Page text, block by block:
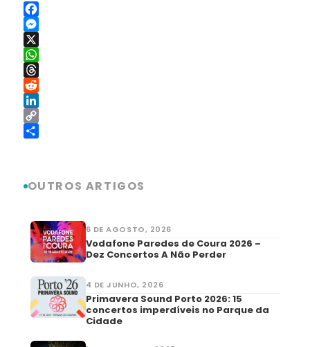
Facebook
Messenger
X
WhatsApp
Threads
Reddit
LinkedIn
Copy
OUTROS ARTIGOS
6 DE AGOSTO, 2026
Vodafone Paredes de Coura 2026 –
Dez Concertos A Não Perder
4 DE JUNHO, 2026
Primavera Sound Porto 2026: 15
concertos imperdíveis no Parque da
Cidade